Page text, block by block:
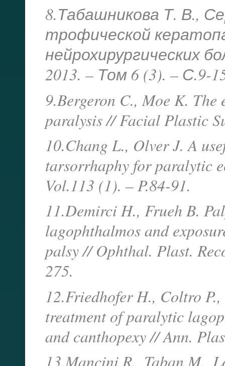
8.Табашникова Т. В.,
трофической
нейрохирургических
2013. – Том 6 (3). – С.9-
9.Bergeron C., Moe K.
paralysis // Facial Plastic
10.Chang L., Olver J. A
tarsorrhaphy for paralytic
Vol.113 (1). – P.84-91.
11.Demirci H., Frueh B.
lagophthalmos and
palsy // Ophthal. Plast.
275.
12.Friedhofer H., Coltro
treatment of paralytic
and canthopexy // Ann.
13.Mancini R., Taban M.,